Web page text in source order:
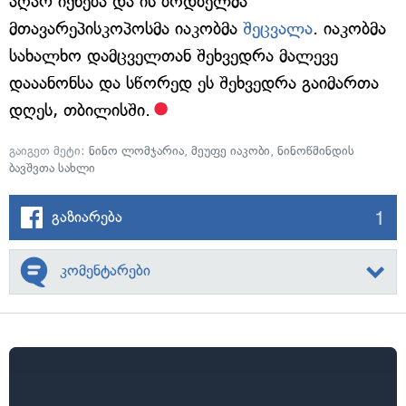
მთავარეპისკოპოსმა იაკობმა შეცვალა. იაკობმა
სახალხო დამცველთან შეხვედრა მალევე
დააანონსა და სწორედ ეს შეხვედრა გაიმართა
დღეს, თბილისში.
გაიგეთ მეტი: ნინო ლომჯარია, მეუფე იაკობი, ნინოწმინდის
ბავშვთა სახლი
გაზიარება 1
კომენტარები